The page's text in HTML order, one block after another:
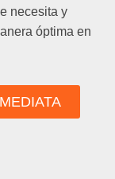
necesita y
óptima en